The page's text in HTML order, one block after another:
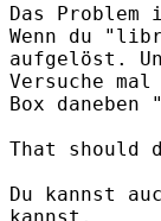
Das
Wenn du
aufgelöst.
Versuche
Box
That should
Du kannst